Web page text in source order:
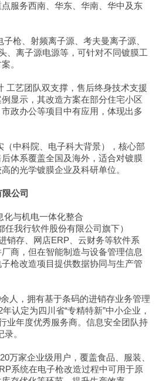
服务西南、华东、华南、华中及东
子枪、射频离子源、考夫曼离子源、
、离子源电源等，可针对不同镀膜工
。
工艺团队双支撑，售后终身技术支援
显示，其改造方案在部分住宅小区
政办公等项目中有应用，体现出多
（中科院、电子科大背景），核心部
体系覆盖全国及海外，适合对镀膜
的光学镀膜企业及科研单位。
公司
化与机电一体化整合
任我行软件股份有限公司旗下）
销存、网店ERP、云财务等软件系
商，但在智能制造与设备管理信息
枪改造项目提供数据协同与生产管
余人，拥有基于条码的进销存业务管理
认定为四川省“专精特新”中小企业，
业年度优秀服务商。信息安全团队持
。
万家企业级用户，覆盖食品、服装、
系统在电子枪改造过程中可用于原